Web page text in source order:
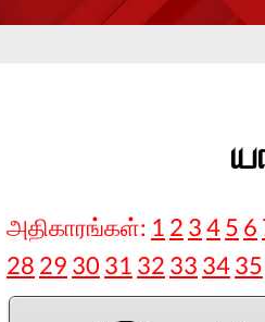
அதிகாரங்கள்: 1 2 345 6
28 29 30 31 32 33 3435